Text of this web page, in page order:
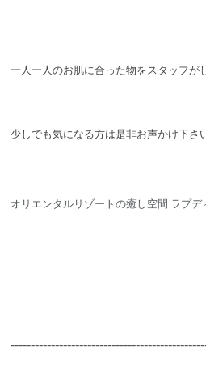
一人一人のお肌に合った物をスタッフが
少しでも気になる方は是非お声かけ下さ
オリエンタルリゾートの癒し空間 ラプ